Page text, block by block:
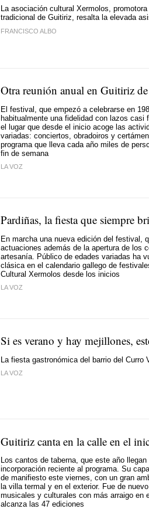
La asociación cultural Xermolos,
tradicional de Guitiriz, resalta la elevada
FRANCISCO ALBO
Otra reunión anual en Guitiriz
El festival, que empezó a celebrarse en
habitualmente una fidelidad con lazos casi
el lugar que desde el inicio acoge las
variadas: conciertos, obradoiros y
programa que lleva cada año miles de
fin de semana
LA VOZ
Pardiñas, la fiesta que siempre
En marcha una nueva edición del festival,
actuaciones además de la apertura de los
artesanía. Público de edades variadas ha
clásica en el calendario gallego de
Cultural Xermolos desde los inicios
LA VOZ
Si es verano y hay mejillones,
La fiesta gastronómica del barrio del
LA VOZ
Guitiriz canta en la calle en el
Los cantos de taberna, que este año
incorporación reciente al programa. Su
de manifiesto este viernes, con un gran
la villa termal y en el exterior. Fue de
musicales y culturales con más arraigo en
alcanza las 47 ediciones